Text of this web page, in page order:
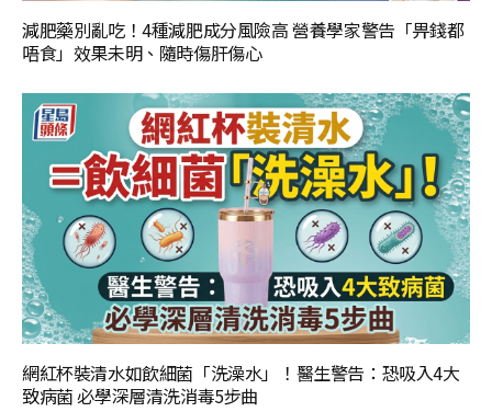
減肥藥別亂吃！4種減肥成分風險高 營養學家警告「畀錢都
唔食」效果未明、隨時傷肝傷心
網紅杯裝清水如飲細菌「洗澡水」！醫生警告：恐吸入4大
致病菌 必學深層清洗消毒5步曲